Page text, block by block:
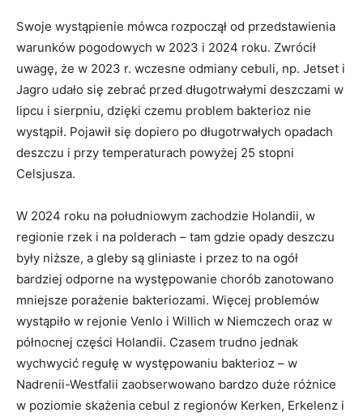
Swoje wystąpienie mówca rozpoczął od przedstawienia
warunków pogodowych w 2023 i 2024 roku. Zwrócił
uwagę, że w 2023 r. wczesne odmiany cebuli, np. Jetset i
Jagro udało się zebrać przed długotrwałymi deszczami w
lipcu i sierpniu, dzięki czemu problem bakterioz nie
wystąpił. Pojawił się dopiero po długotrwałych opadach
deszczu i przy temperaturach powyżej 25 stopni
Celsjusza.
W 2024 roku na południowym zachodzie Holandii, w
regionie rzek i na polderach – tam gdzie opady deszczu
były niższe, a gleby są gliniaste i przez to na ogół
bardziej odporne na występowanie chorób zanotowano
mniejsze porażenie bakteriozami. Więcej problemów
wystąpiło w rejonie Venlo i Willich w Niemczech oraz w
północnej części Holandii. Czasem trudno jednak
wychwycić regułę w występowaniu bakterioz – w
Nadrenii-Westfalii zaobserwowano bardzo duże różnice
w poziomie skażenia cebul z regionów Kerken, Erkelenz i